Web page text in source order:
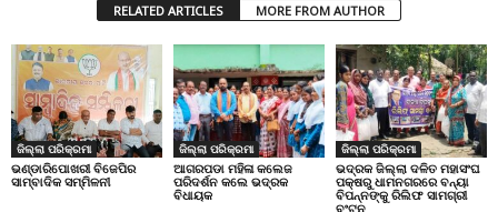
RELATED ARTICLES MORE FROM AUTHOR
ଜିଲ୍ଲା ପରିକ୍ରମା
ଭଣ୍ଡାରିପୋଖରୀ ବିଜେପିର
ସାମ୍ବାଦିକ ସମ୍ମିଳନୀ
ଜିଲ୍ଲା ପରିକ୍ରମା
ଆଗରପଡା ମହିଳା କଲେଜ
ପରିଦର୍ଶନ କଲେ ଭଦ୍ରକ
ବିଧାୟକ
ଜିଲ୍ଲା ପରିକ୍ରମା
ଭଦ୍ରକ ଜିଲ୍ଲା ଦଳିତ ମହାସଂଘ
ପକ୍ଷରୁ ଧାମନଗରରେ ବନ୍ୟା
ବିପନ୍ନଙ୍କୁ ରିଲିଫ ସାମଗ୍ରୀ
ବଂଟନ